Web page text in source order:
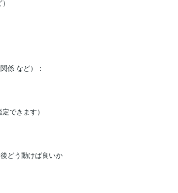
係 など）：
できます）
どう動けば良いか